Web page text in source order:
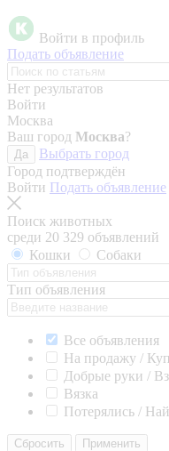
Войти в профиль
Подать объявление
Нет результатов
Войти
Москва
Ваш город Москва?
Да
Выбрать город
Город подтверждён
Войти Подать объявление
Поиск животных
среди 20 329 объявлений
Кошки
Собаки
Тип объявления
Все объявления
На продажу /
Добрые руки /
Вязка
Потерялись /
Сбросить Применить